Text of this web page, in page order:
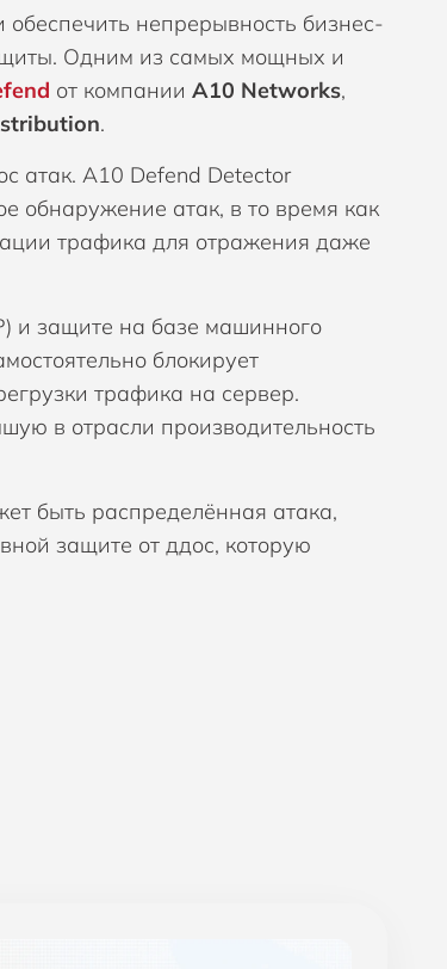
непрерывность бизнес-
Одним из самых мощных и
от компании A10 Networks,
.
атак. A10 Defend Detector
обнаружение атак, в то время как
трафика для отражения даже
и защите на базе машинного
блокирует
трафика на сервер.
в отрасли производительность
быть распределённая атака,
защите от ддос, которую